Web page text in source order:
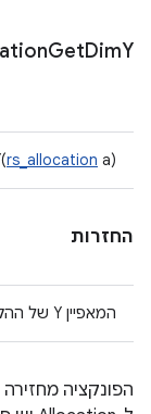
GetDimY
rs_allocation a);
החזרות
המאפיין Y של ההקצאה.